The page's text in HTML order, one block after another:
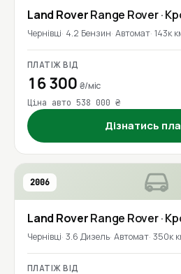
Land RoverRange Rover·
Чернівці 4.2 Бензин Автомат 143к
ПЛАТІЖ ВІД
16 300 ₴/міс
Ціна авто 538 000 ₴
Дізнатись
2006
Land RoverRange Rover·
Чернівці 3.6 Дизель Автомат 350к
ПЛАТІЖ ВІД